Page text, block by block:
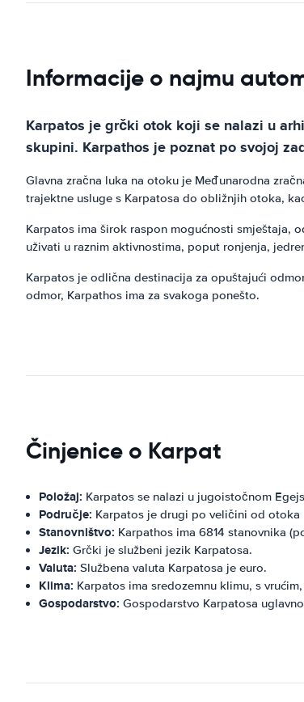
Informacije o najmu
Karpatos je grčki otok koji se nalazi u
skupini. Karpathos je poznat po svojoj
Glavna zračna luka na otoku je Međunarodna
trajektne usluge s Karpatosa do obližnjih otoka,
Karpatos ima širok raspon mogućnosti smještaja,
uživati ​​u raznim aktivnostima, poput ronjenja,
Karpatos je odlična destinacija za opuštajući
odmor, Karpathos ima za svakoga ponešto.
Činjenice o Karpat
Položaj: Karpatos se nalazi u jugoistočnom
Područje: Karpatos je drugi po veličini od
Stanovništvo: Karpathos ima 6814 stanovnika
Jezik: Grčki je službeni jezik Karpatosa.
Valuta: Službena valuta Karpatosa je euro.
Klima: Karpatos ima sredozemnu klimu, s
Gospodarstvo: Gospodarstvo Karpatosa